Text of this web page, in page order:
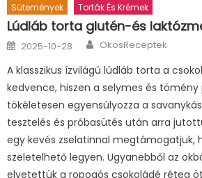
Sütemények Torták És Krémek
Lúdláb torta glutén-és
Posted
on
2025-10-28 Author
OkosReceptek
A klasszikus ízvilágú lúdláb torta a
kedvence, hiszen a selymes és tömény
tökéletesen egyensúlyozza a
tesztelés és próbasütés után arra
egy kevés zselatinnal megtámogatjuk,
szeletelhető legyen. Ugyanebből az
elvetettük a ropogós csokoládé réteg